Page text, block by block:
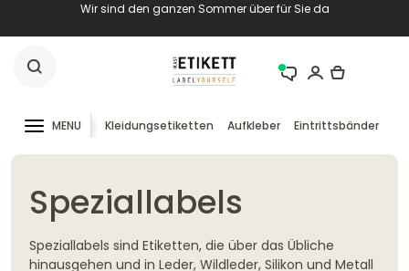
Wir sind den ganzen Sommer über für Sie da
MENU Kleidungsetiketten Aufkleber Eintrittsbänder
Speziallabels
Speziallabels sind Etiketten, die über das Übliche
hinausgehen und in Leder, Wildleder, Silikon und Metall